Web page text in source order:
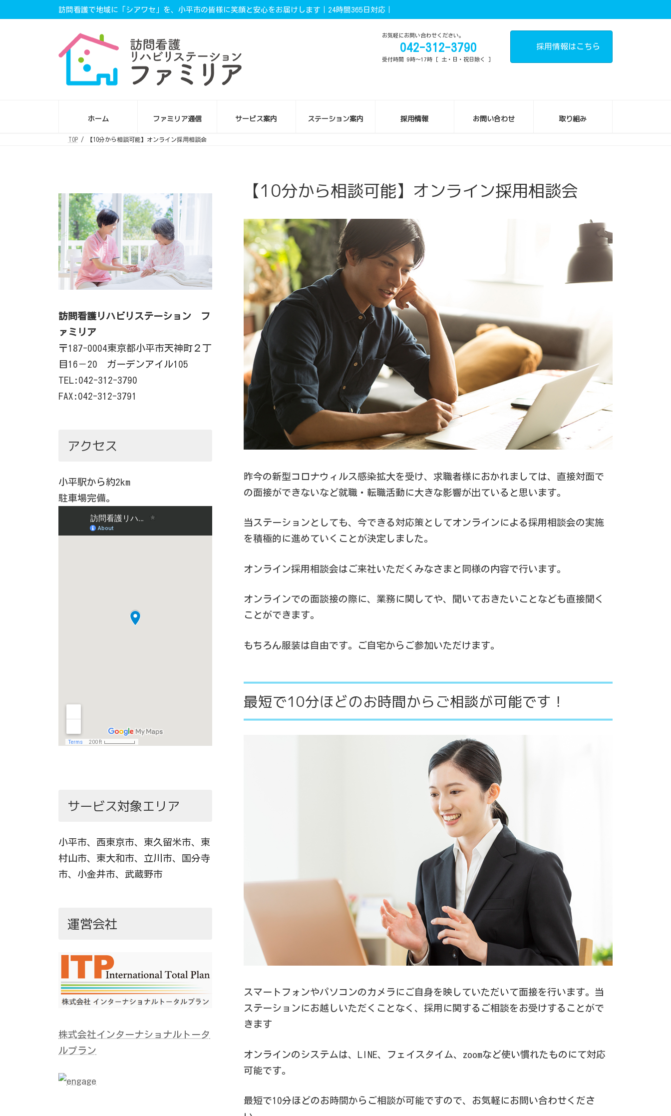
訪問看護で地域に「シアワセ」を、小平市の皆様に笑顔と安心をお届けします｜24時間365日対応｜
お気軽にお問い合わせください。
042-312-3790
受付時間 9時～17時 [ 土・日・祝日除く ]
採用情報はこちら
ホーム ファミリア通信 サービス案内 ステーション案内 採用情報 お問い合わせ 取り組み
TOP 【10分から相談可能】オンライン採用相談会
【10分から相談可能】オンライン採用相談会
昨今の新型コロナウィルス感染拡大を受け、求職者様におかれましては、直接対面で
の面接ができないなど就職・転職活動に大きな影響が出ていると思います。
当ステーションとしても、今できる対応策としてオンラインによる採用相談会の実施
を積極的に進めていくことが決定しました。
オンライン採用相談会はご来社いただくみなさまと同様の内容で行います。
オンラインでの面談接の際に、業務に関してや、聞いておきたいことなども直接聞く
ことができます。
もちろん服装は自由です。ご自宅からご参加いただけます。
最短で10分ほどのお時間からご相談が可能です！
スマートフォンやパソコンのカメラにご自身を映していただいて面接を行います。当
ステーションにお越しいただくことなく、採用に関するご相談をお受けすることがで
きます
オンラインのシステムは、LINE、フェイスタイム、zoomなど使い慣れたものにて対応
可能です。
最短で10分ほどのお時間からご相談が可能ですので、お気軽にお問い合わせくださ
訪問看護リハビリステーション フ
ァミリア
〒187-0004東京都小平市天神町２丁
目16－20 ガーデンアイル105
TEL:042-312-3790
FAX:042-312-3791
アクセス
小平駅から約2km
駐車場完備。
サービス対象エリア
小平市、西東京市、東久留米市、東
村山市、東大和市、立川市、国分寺
市、小金井市、武蔵野市
運営会社
株式会社インターナショナルトータ
ルプラン